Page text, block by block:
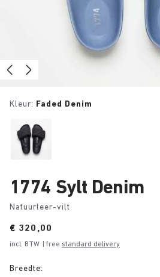
Kleur: Faded Denim
1774 Sylt Denim
Natuurleer-vilt
Price:
€ 320,00
incl. BTW | free standard delivery
Breedte: